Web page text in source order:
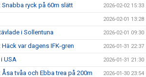
ryck på 60m slätt 2026-02-02 15:33
2026-02-01 13:28
i Sollentuna 2026-02-01 09:30
var dagens IFK-gren 2026-01-31 22:37
USA 2026-01-31 21:30
tvåa och Ebba trea på 200m 2026-01-30 23:54